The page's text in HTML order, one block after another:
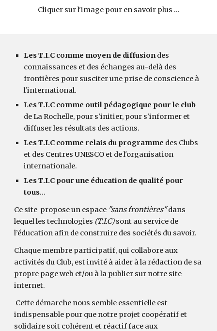
Cliquer sur l'image pour en savoir plus ...
Les T.I.C comme moyen de diffusiondes
connaissances et des échanges au-delà des
frontières pour susciter une prise de conscience à
l'international.
Les T.I.C comme outil pédagogique pour le club
de La Rochelle, pour s'initier, pour s'informer et
diffuser les résultats des actions.
Les T.I.C comme relais du programme des Clubs
et des Centres UNESCO et de l'organisation
internationale.
Les T.I.C pour une éducation de qualité pour
tous...
Ce site propose un espace "sans frontières"dans
lequel les technologies (T.I.C)sont au service de
l’éducation afin de construire des sociétés du savoir.
Chaque membre participatif, qui collabore aux
activités du Club, est invité à aider à la rédaction de sa
propre page web et/ou à la publier sur notre site
internet.
Cette démarche nous semble essentielle est
indispensable pour que notre projet coopératif et
solidaire soit cohérent et réactif face aux